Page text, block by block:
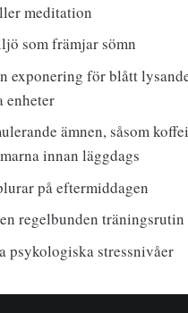
meditation
som främjar sömn
exponering för blått
enheter
ämnen, såsom
innan läggdags
på eftermiddagen
regelbunden träningsrutin
psykologiska stressnivåer